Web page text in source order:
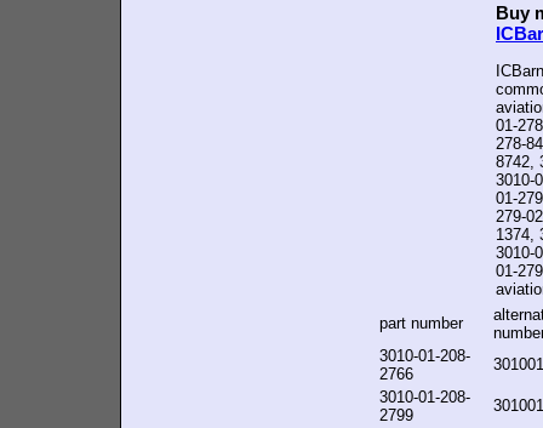
Buy
01-
278-
8742,
3010-
01-
279-
1374,
3010-
01-
part number
3010-01-208-
2766
3010-01-208-
2799